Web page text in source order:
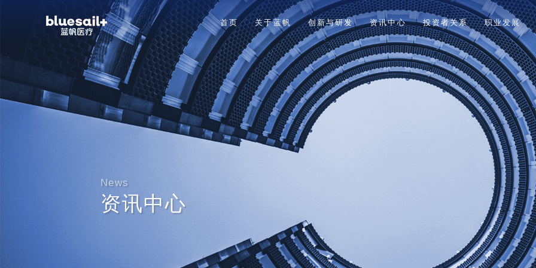
首页 关于蓝帆 创新与研发 资讯中心 投资者关系 职业发展
News
资讯中心